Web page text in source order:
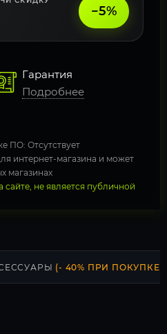
−5%
Гарантия
Подробнее
ПО: Отсутствует
интернет-магазина и может
магазинах
не является публичной
(- 40% ПРИ ПОКУПКЕ